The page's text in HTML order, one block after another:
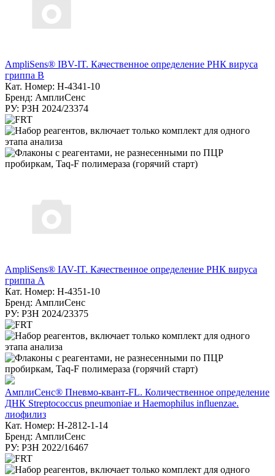
AmpliSens® IBV-IT. Качественное определение РНК вируса
гриппа B
Кат. Номер: H-4341-10
Бренд: АмплиСенс
РУ: РЗН 2024/23374
AmpliSens® IAV-IT. Качественное определение РНК вируса
гриппа А
Кат. Номер: H-4351-10
Бренд: АмплиСенс
РУ: РЗН 2024/23375
АмплиСенс® Пневмо-квант-FL. Количественное определение
ДНК Streptococcus pneumoniae и Haemophilus influenzae.
лиофилиз
Кат. Номер: H-2812-1-14
Бренд: АмплиСенс
РУ: РЗН 2022/16467